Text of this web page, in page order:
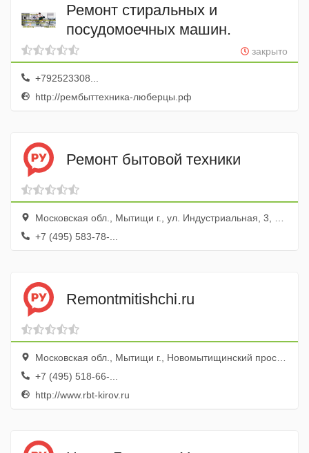
Ремонт стиральных и
посудомоечных машин.
закрыто
+792523308...
http://рембыттехника-люберцы.рф
Ремонт бытовой техники
Московская обл., Мытищи г., ул. Индустриальная, 3, цокольный эт.
+7 (495) 583-78-...
Remontmitishchi.ru
Московская обл., Мытищи г., Новомытищинский просп., 23
+7 (495) 518-66-...
http://www.rbt-kirov.ru